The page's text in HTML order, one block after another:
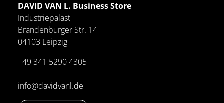
DAVID VAN L. Business Store
Industriepalast
Brandenburger Str. 14
04103 Leipzig
+49 341 5290 4305
info@davidvanl.de